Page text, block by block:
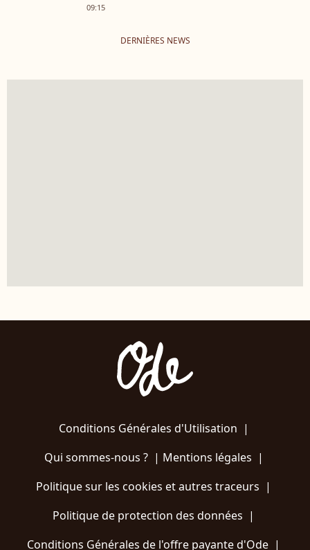
09:15
DERNIÈRES NEWS
Conditions Générales d'Utilisation |
Qui sommes-nous ?| Mentions légales |
Politique sur les cookies et autres traceurs |
Politique de protection des données |
Conditions Générales de l'offre payante d'Ode |